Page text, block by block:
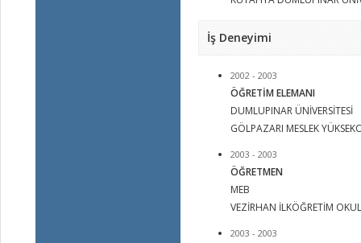
İş Deneyimi
2002 - 2003
ÖĞRETİM ELEMANI
DUMLUPINAR ÜNİVERSİTESİ
GÖLPAZARI MESLEK
2003 - 2003
ÖĞRETMEN
MEB
VEZİRHAN İLKÖĞRETİM
2003 - 2003